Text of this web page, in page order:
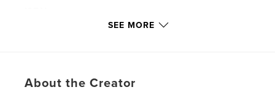
Hardcover, ImageWrap: 9780464344919
Keywords
SEE MORE
About the Creator